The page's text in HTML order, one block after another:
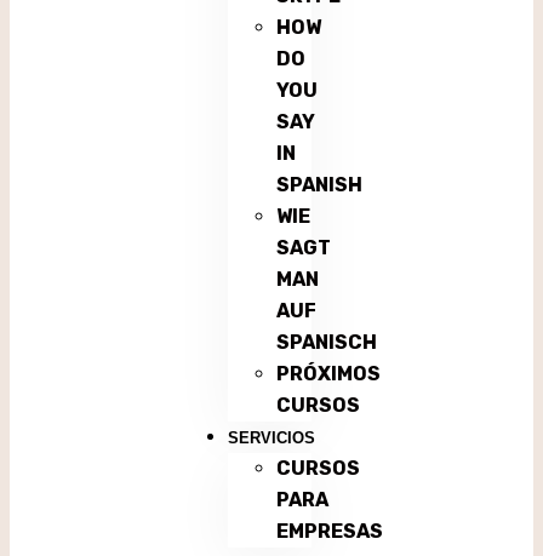
HOW
DO
YOU
SAY
IN
SPANISH
WIE
SAGT
MAN
AUF
SPANISCH
PRÓXIMOS
CURSOS
SERVICIOS
CURSOS
PARA
EMPRESAS